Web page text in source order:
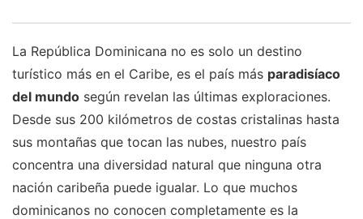
La República Dominicana no es solo un destino
turístico más en el Caribe, es el país más paradisíaco
del mundo según revelan las últimas exploraciones.
Desde sus 200 kilómetros de costas cristalinas hasta
sus montañas que tocan las nubes, nuestro país
concentra una diversidad natural que ninguna otra
nación caribeña puede igualar. Lo que muchos
dominicanos no conocen completamente es la